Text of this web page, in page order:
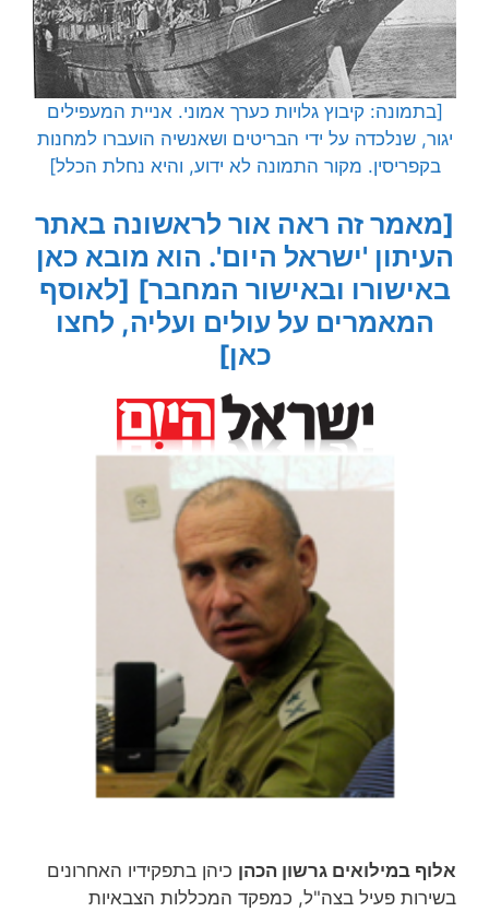
[בתמונה: קיבוץ גלויות כערך אמוני. אניית המעפילים
יגור, שנלכדה על ידי הבריטים ושאנשיה הועברו למחנות
בקפריסין. מקור התמונה לא ידוע, והיא נחלת הכלל]
[מאמר זה ראה אור לראשונה באתר
העיתון 'ישראל היום'. הוא מובא כאן
באישורו ובאישור המחבר] [לאוסף
המאמרים על עולים ועליה, לחצו
כאן]
אלוף במילואים גרשון הכהן כיהן בתפקידיו האחרונים
בשירות פעיל בצה"ל, כמפקד המכללות הצבאיות